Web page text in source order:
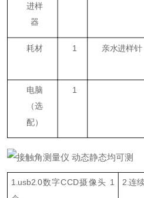
进样
器
耗材 1 亲水进样
电脑
（选
配）
1
1.usb2.0数字CCD摄像头 1 2.连